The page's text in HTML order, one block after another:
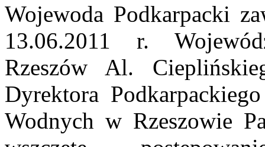
Wojewoda Podkarpacki
13.06.2011 r.
Rzeszów Al.
Dyrektora
Wodnych w Rzeszowie